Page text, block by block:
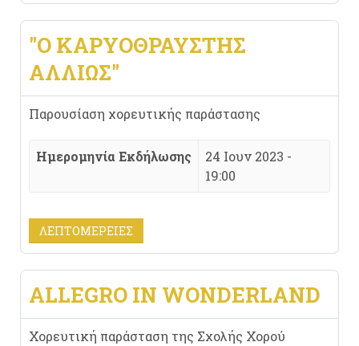
"Ο ΚΑΡΥΟΘΡΑΎΣΤΗΣ
ΑΛΛΙΏΣ"
Παρουσίαση χορευτικής παράστασης
Ημερομηνία Εκδήλωσης
24 Ιουν 2023 -
19:00
ΛΕΠΤΟΜΈΡΕΙΕΣ
ALLEGRO IN WONDERLAND
Χορευτική παράσταση της Σχολής Χορού